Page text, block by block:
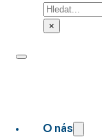
Hledat
×
O nás